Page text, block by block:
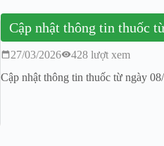
Cập nhật thông tin thuốc
27/03/2026
428 lượt xem
Cập nhật thông tin thuốc từ ngày